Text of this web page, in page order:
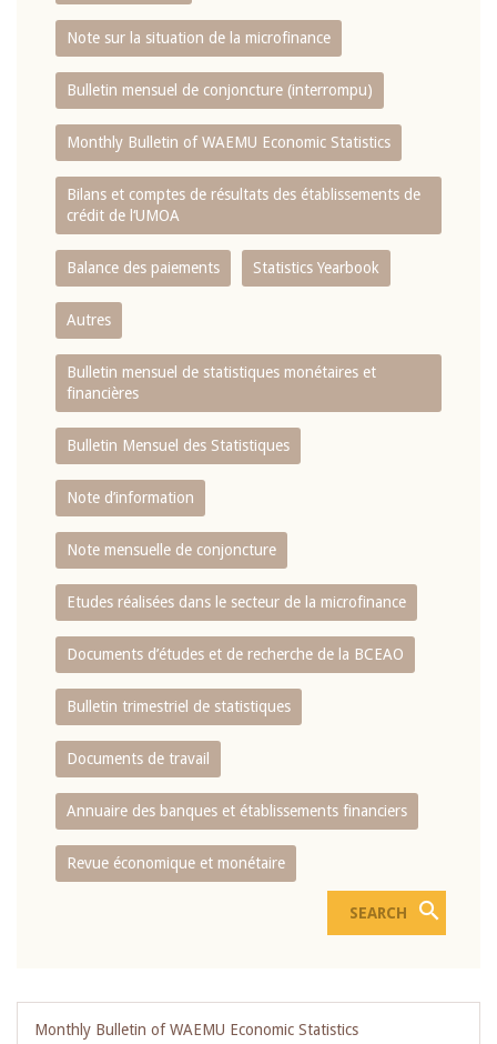
Note sur la situation de la microfinance
Bulletin mensuel de conjoncture (interrompu)
Monthly Bulletin of WAEMU Economic Statistics
Bilans et comptes de résultats des établissements de
crédit de l‘UMOA
Balance des paiements Statistics Yearbook
Autres
Bulletin mensuel de statistiques monétaires et
financières
Bulletin Mensuel des Statistiques
Note d’information
Note mensuelle de conjoncture
Etudes réalisées dans le secteur de la microfinance
Documents d’études et de recherche de la BCEAO
Bulletin trimestriel de statistiques
Documents de travail
Annuaire des banques et établissements financiers
Revue économique et monétaire
Monthly Bulletin of WAEMU Economic Statistics